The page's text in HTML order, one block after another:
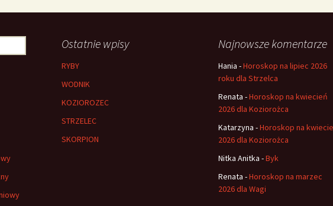
Ostatnie wpisy
RYBY
WODNIK
KOZIOROZEC
STRZELEC
SKORPION
Najnowsze komentarze
Hania -Horoskop na lipiec 2026
roku dla Strzelca
Renata -Horoskop na kwiecień
2026 dla Koziorożca
Katarzyna -Horoskop na
2026 dla Koziorożca
Nitka Anitka -Byk
Renata -Horoskop na marzec
2026 dla Wagi